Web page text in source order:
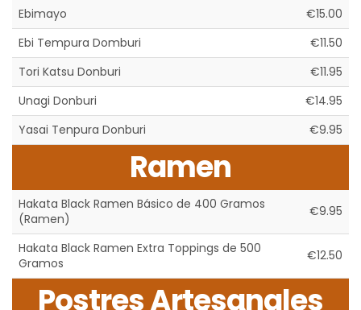
Ebimayo
€15.00
Ebi Tempura Domburi
€11.50
Tori Katsu Donburi
€11.95
Unagi Donburi
€14.95
Yasai Tenpura Donburi
€9.95
Ramen
Hakata Black Ramen Básico de 400 Gramos
(Ramen)
€9.95
Hakata Black Ramen Extra Toppings de 500
Gramos
€12.50
Postres Artesanales